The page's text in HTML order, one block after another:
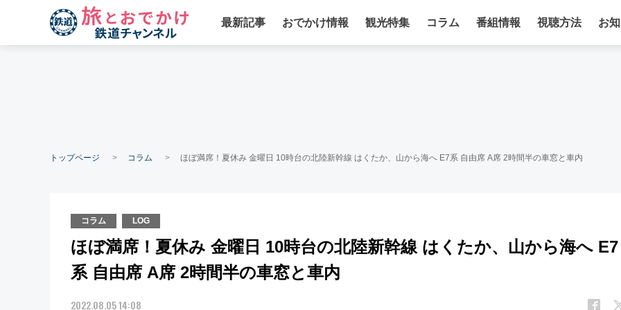
最新記事 おでかけ情報 観光特集 コラム 番組情報 視聴方法 お
トップページ コラム ほぼ満席！夏休み 金曜日 10時台の北陸新幹線 はくたか、山から海へ E7系 自由席 A席 2時間半の車窓と車内
コラム LOG
ほぼ満席！夏休み 金曜日 10時台の北陸新幹線 はくたか、山から海へ E7
系 自由席 A席 2時間半の車窓と車内
2022.08.05 14:08